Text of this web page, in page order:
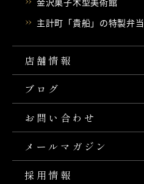
主計町「貴船」の特製弁当
店舗情報
ブログ
お問い合わせ
メールマガジン
採用情報